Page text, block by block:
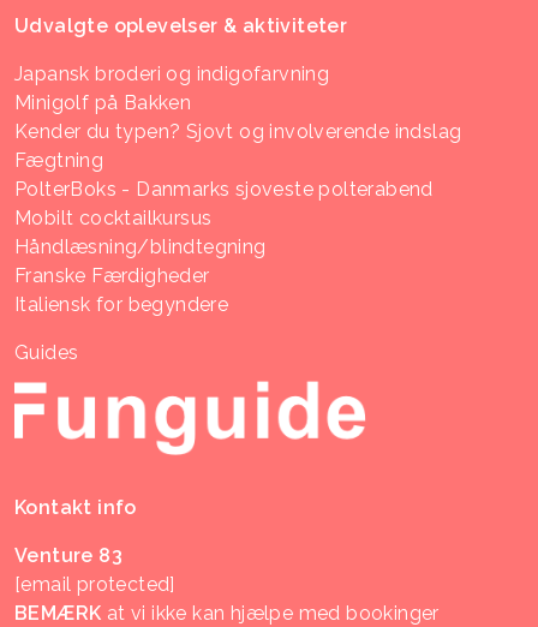
Udvalgte oplevelser & aktiviteter
Japansk broderi og indigofarvning
Minigolf på Bakken
Kender du typen? Sjovt og involverende indslag
Fægtning
PolterBoks - Danmarks sjoveste polterabend
Mobilt cocktailkursus
Håndlæsning/blindtegning
Franske Færdigheder
Italiensk for begyndere
Guides
Kontakt info
Venture 83
[email protected]
BEMÆRK at vi ikke kan hjælpe med bookinger